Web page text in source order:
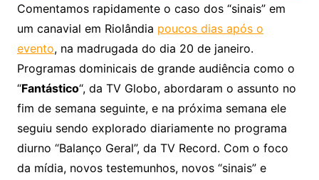
Comentamos rapidamente o caso dos “sinais” em
um canavial em Riolândia poucos dias após o
evento, na madrugada do dia 20 de janeiro.
Programas dominicais de grande audiência como o
“Fantástico“, da TV Globo, abordaram o assunto no
fim de semana seguinte, e na próxima semana ele
seguiu sendo explorado diariamente no programa
diurno “Balanço Geral”, da TV Record. Com o foco
da mídia, novos testemunhos, novos “sinais” e